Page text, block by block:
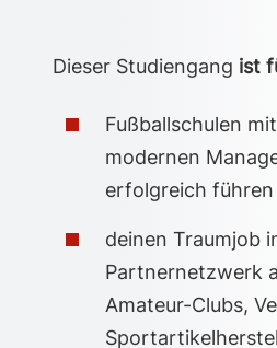
Dieser Studiengang ist
Fußballschulen
modernen
erfolgreich
deinen Traumjob
Partnernetzwerk
Amateur-Clubs,